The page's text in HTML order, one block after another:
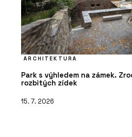
ARCHITEKTURA
Park s výhledem na zámek.
rozbitých zídek
15. 7. 2026